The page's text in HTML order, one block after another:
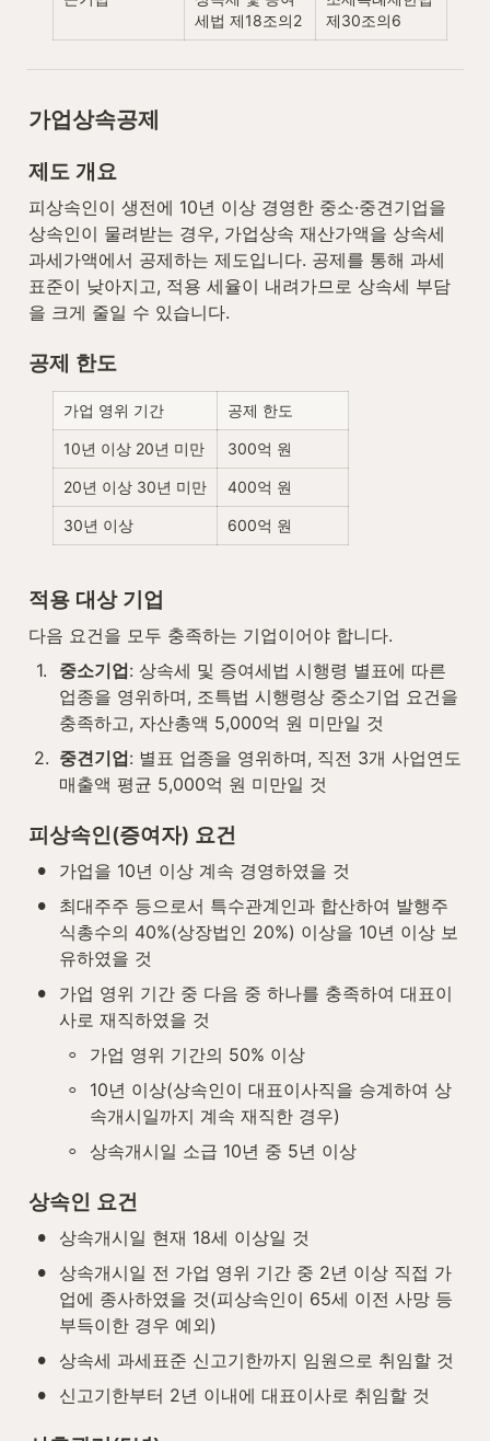
세법 제18조의2
제30조의6
가업상속공제
제도 개요
피상속인이 생전에 10년 이상 경영한 중소·중견기업을
상속인이 물려받는 경우, 가업상속 재산가액을 상속세
과세가액에서 공제하는 제도입니다. 공제를 통해 과세
표준이 낮아지고, 적용 세율이 내려가므로 상속세 부담
을 크게 줄일 수 있습니다.
공제 한도
가업 영위 기간 공제 한도
10년 이상 20년 미만 300억 원
20년 이상 30년 미만 400억 원
30년 이상 600억 원
적용 대상 기업
다음 요건을 모두 충족하는 기업이어야 합니다.
1. 중소기업: 상속세 및 증여세법 시행령 별표에 따른
업종을 영위하며, 조특법 시행령상 중소기업 요건을
충족하고, 자산총액 5,000억 원 미만일 것
2. 중견기업: 별표 업종을 영위하며, 직전 3개 사업연도
매출액 평균 5,000억 원 미만일 것
피상속인(증여자) 요건
• 가업을 10년 이상 계속 경영하였을 것
•
최대주주 등으로서 특수관계인과 합산하여 발행주
식총수의 40%(상장법인 20%) 이상을 10년 이상 보
유하였을 것
•
가업 영위 기간 중 다음 중 하나를 충족하여 대표이
사로 재직하였을 것
◦ 가업 영위 기간의 50% 이상
◦
10년 이상(상속인이 대표이사직을 승계하여 상
속개시일까지 계속 재직한 경우)
◦ 상속개시일 소급 10년 중 5년 이상
상속인 요건
• 상속개시일 현재 18세 이상일 것
•
상속개시일 전 가업 영위 기간 중 2년 이상 직접 가
업에 종사하였을 것(피상속인이 65세 이전 사망 등
부득이한 경우 예외)
• 상속세 과세표준 신고기한까지 임원으로 취임할 것
• 신고기한부터 2년 이내에 대표이사로 취임할 것